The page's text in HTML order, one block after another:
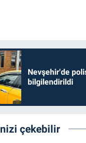
Nevşehir'de
bilgilendirildi
çekebilir